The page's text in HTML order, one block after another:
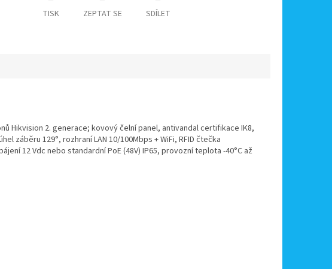
TISK ZEPTAT SE SDÍLET
Hikvision 2. generace; kovový čelní panel, antivandal certifikace IK8,
záběru 129°, rozhraní LAN 10/100Mbps + WiFi, RFID čtečka
12 Vdc nebo standardní PoE (48V) IP65, provozní teplota -40°C až